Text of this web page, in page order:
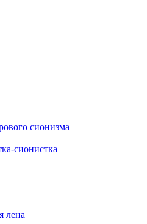
сионизма
сионистка
лена